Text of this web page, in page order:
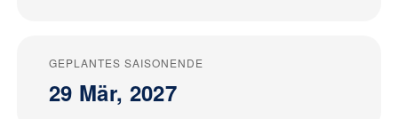
GEPLANTES SAISONENDE
29 Mär, 2027